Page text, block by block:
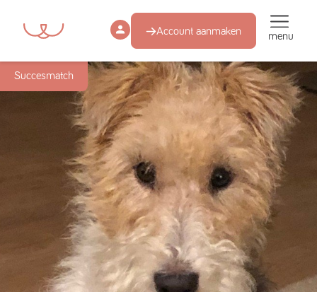
Account aanmaken menu
Succesmatch